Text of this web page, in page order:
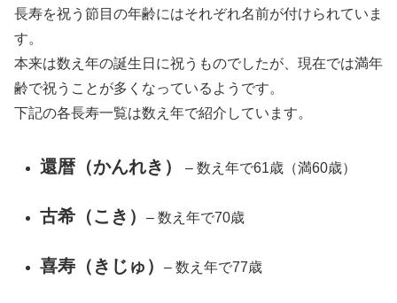
長寿を祝う節目の年齢にはそれぞれ名前が付けられていま
す。
本来は数え年の誕生日に祝うものでしたが、現在では満年
齢で祝うことが多くなっているようです。
下記の各長寿一覧は数え年で紹介しています。
還暦（かんれき） – 数え年で61歳（満60歳）
古希（こき）– 数え年で70歳
喜寿（きじゅ）– 数え年で77歳